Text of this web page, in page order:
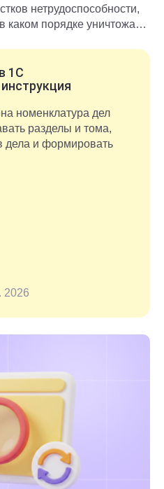
нетрудоспособности,
каком порядке уничтожать
1С
номенклатура дел
разделы и тома,
дела и формировать
2026